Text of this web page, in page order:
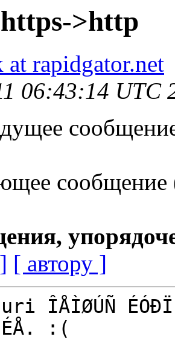
>http
at rapidgator.net
06:43:14 UTC
сообщение
[ автору ]
ÎÅÌØÚÑ
:(